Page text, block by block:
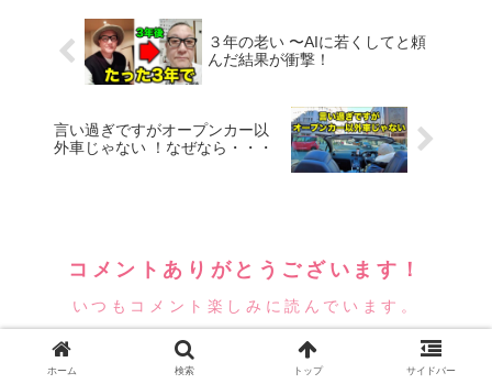
３年の老い 〜AIに若くしてと頼
んだ結果が衝撃！
言い過ぎですがオープンカー以
外車じゃない ！なぜなら・・・
コメントありがとうございます！
いつもコメント楽しみに読んでいます。
しばらくお返事ができませんがコメント
頂けたら嬉しいです！
ホーム 検索 トップ サイドバー